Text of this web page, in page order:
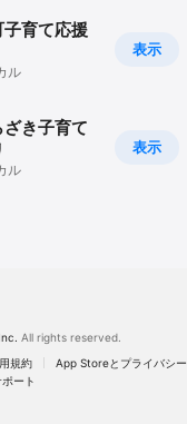
表示
子育て応援
ル
表示
ざき子育て
ル
All rights reserved.
規約
App Storeとプライバシー
ート